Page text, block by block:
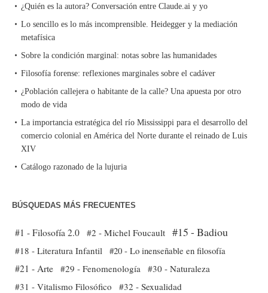
¿Quién es la autora? Conversación entre Claude.ai y yo
Lo sencillo es lo más incomprensible. Heidegger y la mediación
metafísica
Sobre la condición marginal: notas sobre las humanidades
Filosofía forense: reflexiones marginales sobre el cadáver
¿Población callejera o habitante de la calle? Una apuesta por otro
modo de vida
La importancia estratégica del río Mississippi para el desarrollo del
comercio colonial en América del Norte durante el reinado de Luis
XIV
Catálogo razonado de la lujuria
BÚSQUEDAS MÁS FRECUENTES
#1 - Filosofía 2.0 #2 - Michel Foucault #15 - Badiou
#18 - Literatura Infantil #20 - Lo inenseñable en filosofía
#21 - Arte #29 - Fenomenología
#30 - Naturaleza
#31 - Vitalismo Filosófico
#32 - Sexualidad